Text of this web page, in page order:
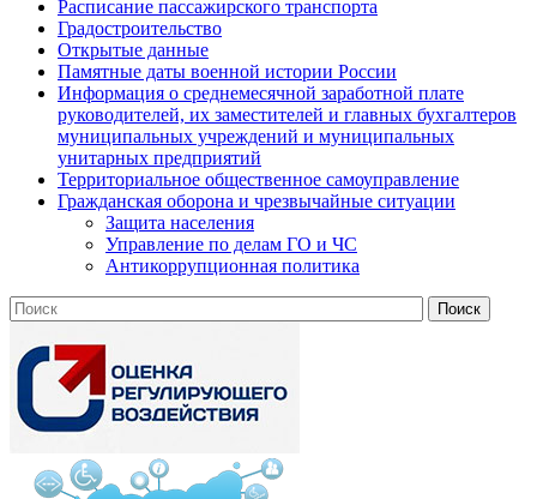
Расписание пассажирского транспорта
Градостроительство
Открытые данные
Памятные даты военной истории России
Информация о среднемесячной заработной плате
руководителей, их заместителей и главных бухгалтеров
муниципальных учреждений и муниципальных
унитарных предприятий
Территориальное общественное самоуправление
Гражданская оборона и чрезвычайные ситуации
Защита населения
Управление по делам ГО и ЧС
Антикоррупционная политика